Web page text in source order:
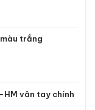
trắng
vân tay chính